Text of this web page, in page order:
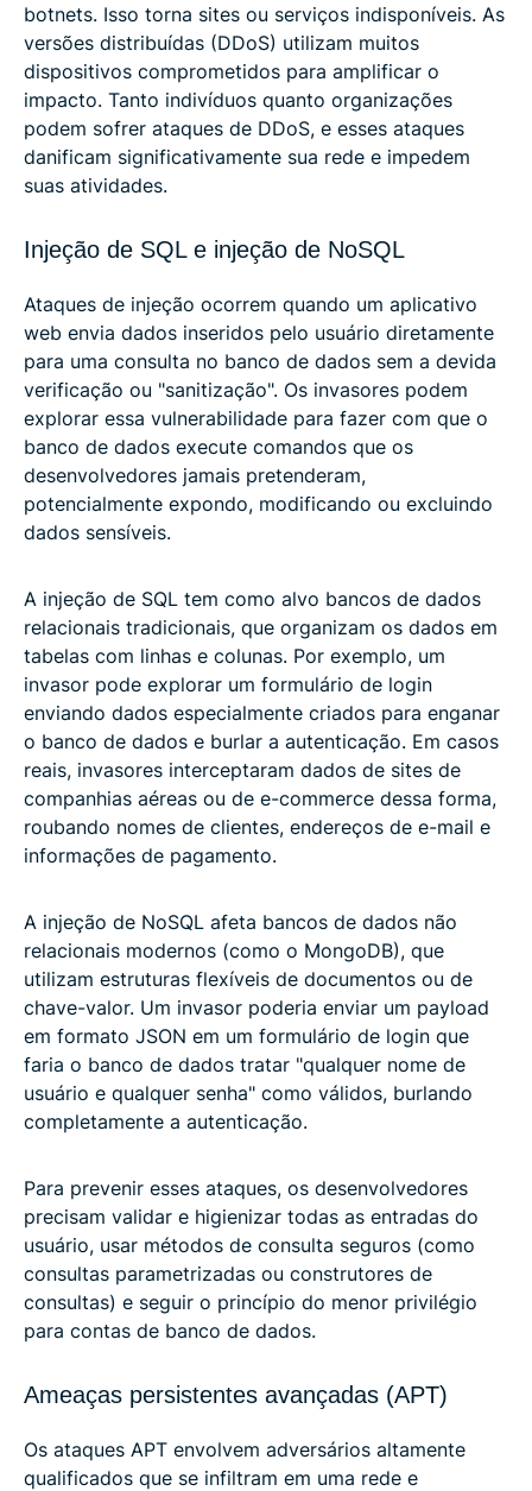
botnets. Isso torna sites ou serviços indisponíveis. As
versões distribuídas (DDoS) utilizam muitos
dispositivos comprometidos para amplificar o
impacto. Tanto indivíduos quanto organizações
podem sofrer ataques de DDoS, e esses ataques
danificam significativamente sua rede e impedem
suas atividades.
Injeção de SQL e injeção de NoSQL
Ataques de injeção ocorrem quando um aplicativo
web envia dados inseridos pelo usuário diretamente
para uma consulta no banco de dados sem a devida
verificação ou "sanitização". Os invasores podem
explorar essa vulnerabilidade para fazer com que o
banco de dados execute comandos que os
desenvolvedores jamais pretenderam,
potencialmente expondo, modificando ou excluindo
dados sensíveis.
A injeção de SQL tem como alvo bancos de dados
relacionais tradicionais, que organizam os dados em
tabelas com linhas e colunas. Por exemplo, um
invasor pode explorar um formulário de login
enviando dados especialmente criados para enganar
o banco de dados e burlar a autenticação. Em casos
reais, invasores interceptaram dados de sites de
companhias aéreas ou de e-commerce dessa forma,
roubando nomes de clientes, endereços de e-mail e
informações de pagamento.
A injeção de NoSQL afeta bancos de dados não
relacionais modernos (como o MongoDB), que
utilizam estruturas flexíveis de documentos ou de
chave-valor. Um invasor poderia enviar um payload
em formato JSON em um formulário de login que
faria o banco de dados tratar "qualquer nome de
usuário e qualquer senha" como válidos, burlando
completamente a autenticação.
Para prevenir esses ataques, os desenvolvedores
precisam validar e higienizar todas as entradas do
usuário, usar métodos de consulta seguros (como
consultas parametrizadas ou construtores de
consultas) e seguir o princípio do menor privilégio
para contas de banco de dados.
Ameaças persistentes avançadas (APT)
Os ataques APT envolvem adversários altamente
qualificados que se infiltram em uma rede e